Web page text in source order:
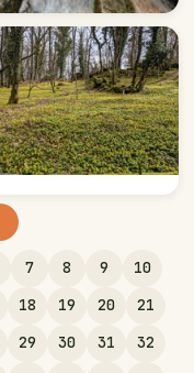
7 8 9
10
18 19 20
21
29 30 31
32